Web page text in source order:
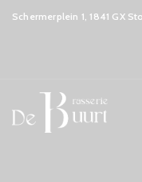
Schermerplein 1, 1841 GX